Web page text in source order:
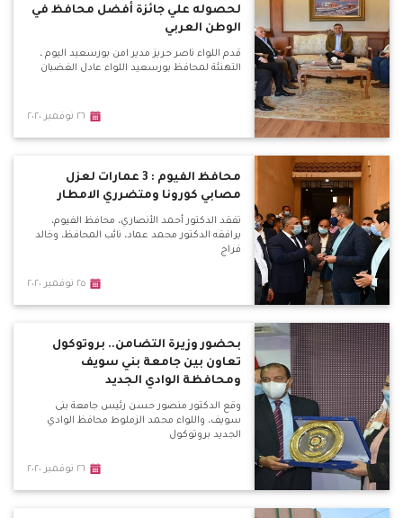
لحصوله علي جائزة أفضل محافظ في
الوطن العربي
قدم اللواء ناصر حريز مدير امن بورسعيد اليوم ،
التهنئة لمحافظ بورسعيد اللواء عادل الغضبان
٢٦ نوفمبر ٢٠٢٠
محافظ الفيوم : 3 عمارات لعزل
مصابي كورونا ومتضرري الامطار
تفقد الدكتور أحمد الأنصاري، محافظ الفيوم،
يرافقه الدكتور محمد عماد، نائب المحافظ، وخالد
فراج
٢٥ نوفمبر ٢٠٢٠
بحضور وزيرة التضامن.. بروتوكول
تعاون بين جامعة بني سويف
ومحافظة الوادي الجديد
وقع الدكتور منصور حسن رئيس جامعة بنى
سويف، واللواء محمد الزملوط محافظ الوادي
الجديد بروتوكول
٢٦ نوفمبر ٢٠٢٠